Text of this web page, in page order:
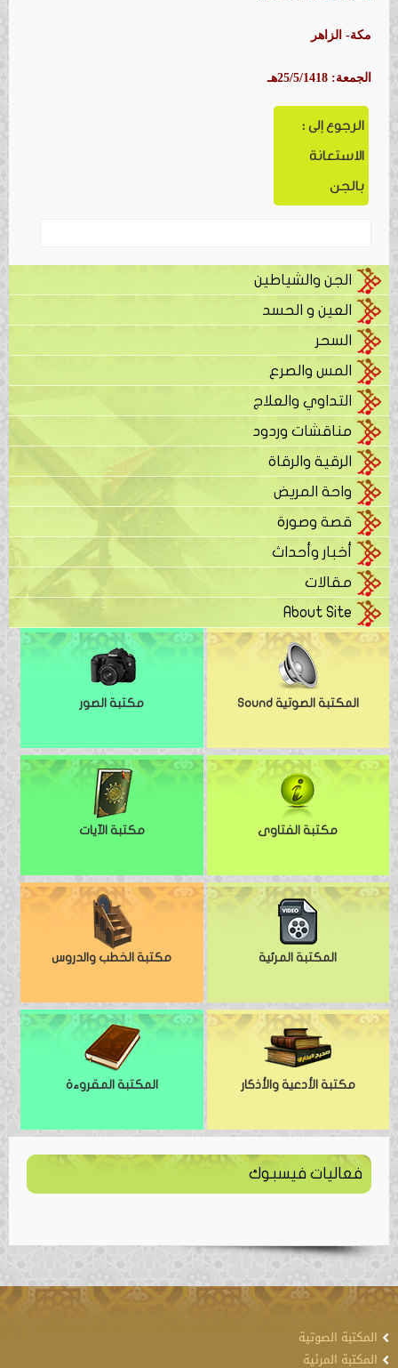
مكة- الزاهر
الجمعة: 25/5/1418هـ
الرجوع إلى :
الاستعانة
بالجن
الجن والشياطين
العين و الحسد
السحر
المس والصرع
التداوي والعلاج
مناقشات وردود
الرقية والرقاة
واحة المريض
قصة وصورة
أخبار وأحداث
مقالات
About Site
المكتبة الصوتية Sound مكتبة الصور
مكتبة الفتاوى مكتبة الآيات
المكتبة المرئية مكتبة الخطب والدروس
مكتبة الأدعية والأذكار المكتبة المقروءة
فعاليات فيسبوك
المكتبة الصوتية
المكتبة المرئية